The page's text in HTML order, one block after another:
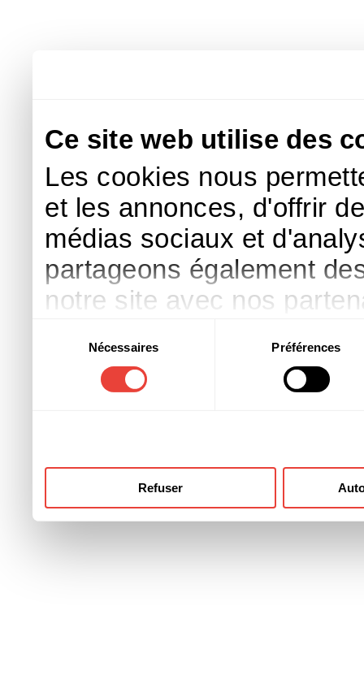
Ce site web utilise des
Les cookies nous
et les annonces, d'offrir
médias sociaux et
partageons également
notre site avec nos
d'autres informations
ont collectées lors de
consentement
Nécessaires Préférences
Refuser